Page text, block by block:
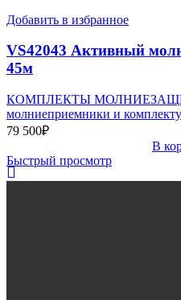
Добавить в избранное
VS42043 Активный
45м
КОМПЛЕКТЫ
молниеприемники и
79 500₽
В
Быстрый просмотр